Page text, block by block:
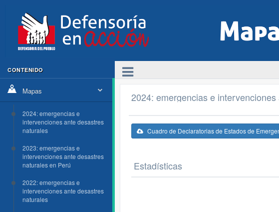
CONTENIDO
Mapas
2024: emergencias e
intervenciones ante desastres
naturales
2023: emergencias e
intervenciones ante desastres
naturales en Perú
2022: emergencias e
intervenciones ante desastres
naturales
2024: emergencias e
Cuadro de Declaratorias de Estados de
Estadísticas